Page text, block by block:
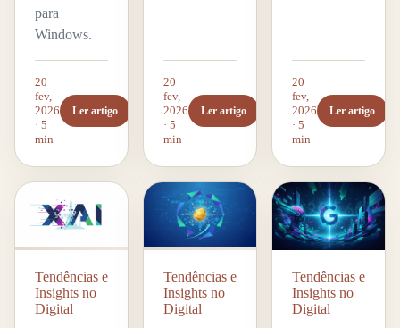
para
Windows.
20
fev,
2026
· 5
min
Ler artigo
20
fev,
2026
· 5
min
Ler artigo
20
fev,
2026
· 5
min
Ler artigo
Tendências e
Insights no
Digital
Tendências e
Insights no
Digital
Tendências e
Insights no
Digital